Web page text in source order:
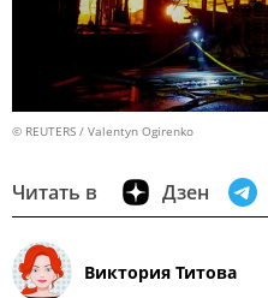
© REUTERS / Valentyn Ogirenko
Читать в Дзен
Виктория Титова